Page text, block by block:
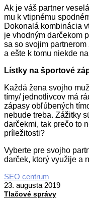
Ak je váš partner
mu k vtipnému
Dokonalá kombinácia
je vhodným darčekom
sa so svojim
a ešte k tomu niekde
Lístky na športové
Každá žena svojho
tímy/ jednotlivcov má
zápasy obľúbených
nebude treba. Zážitky
darčekmi, tak prečo to
príležitosti?
Vyberte pre svojho
darček, ktorý využije a
2019-
08-
23
SEO centrum
23. augusta 2019
Tlačové správy